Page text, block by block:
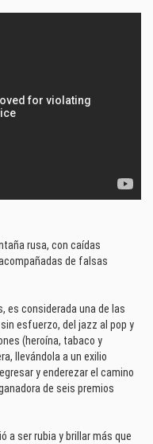
rusa, con caídas
de falsas
es considerada una de las
esfuerzo, del jazz al pop y
(heroína, tabaco y
llevándola a un exilio
y enderezar el camino
de seis premios
a ser rubia y brillar más que